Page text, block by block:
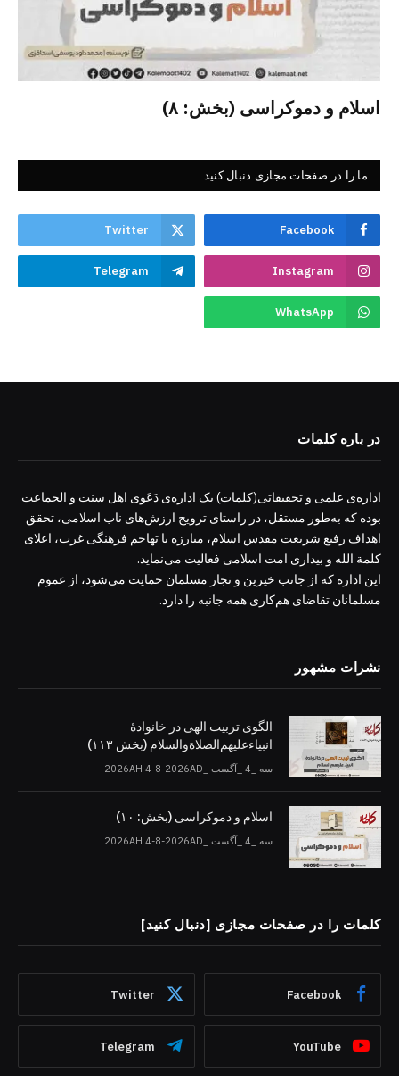
اسلام و دموکراسی (بخش: ۸)
ما را در صفحات مجازی دنبال کنید
Facebook
Twitter
Instagram
Telegram
WhatsApp
در باره کلمات
اداره‌ی علمی و تحقیقاتی(کلمات) یک اداره‌ی دَعَوی اهل سنت و الجماعت
بوده که به‌طور مستقل، در راستای ترویج ارزش‌های ناب اسلامی، تحقق
اهداف رفیع شریعت مقدس اسلام، مبارزه با تهاجم فرهنگی غرب، اعلای
کلمة الله و بیداری امت اسلامی فعالیت می‌نماید.
این اداره که از جانب خیرین و تجار مسلمان حمایت می‌شود، از عموم
مسلمانان تقاضای هم‌کاری همه جانبه را دارد.
نشرات مشهور
الگوی تربیت الهی در خانوادۀ
انبیاءعلیهم‌الصلاةو‌السلام (بخش ۱۱۳)
سه _4 _آگست _2026AH 4-8-2026AD
اسلام و دموکراسی (بخش: ۱۰)
سه _4 _آگست _2026AH 4-8-2026AD
کلمات را در صفحات مجازی [دنبال کنید]
Facebook
Twitter
YouTube
Telegram